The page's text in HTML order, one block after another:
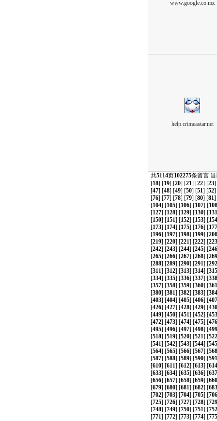
www.google.co.mz
help.crimeastar.net
共5114页102275条留言
[18] [19] [20] [21] [22] [23]
[47] [48] [49] [50] [51] [52]
[76] [77] [78] [79] [80] [81]
[104] [105] [106] [107] [108
[127] [128] [129] [130] [131
[150] [151] [152] [153] [154
[173] [174] [175] [176] [177
[196] [197] [198] [199] [200
[219] [220] [221] [222] [223
[242] [243] [244] [245] [246
[265] [266] [267] [268] [269
[288] [289] [290] [291] [292
[311] [312] [313] [314] [315
[334] [335] [336] [337] [338
[357] [358] [359] [360] [361
[380] [381] [382] [383] [384
[403] [404] [405] [406] [407
[426] [427] [428] [429] [430
[449] [450] [451] [452] [453
[472] [473] [474] [475] [476
[495] [496] [497] [498] [499
[518] [519] [520] [521] [522
[541] [542] [543] [544] [545
[564] [565] [566] [567] [568
[587] [588] [589] [590] [591
[610] [611] [612] [613] [614
[633] [634] [635] [636] [637
[656] [657] [658] [659] [660
[679] [680] [681] [682] [683
[702] [703] [704] [705] [706
[725] [726] [727] [728] [729
[748] [749] [750] [751] [752
[771] [772] [773] [774] [775